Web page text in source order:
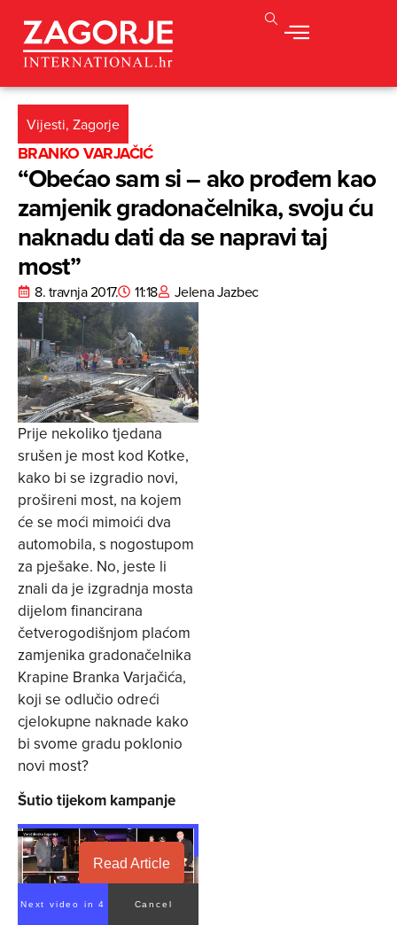
Vijesti, Zagorje
BRANKO VARJAČIĆ
“Obećao sam si – ako prođem kao
zamjenik gradonačelnika, svoju ću
naknadu dati da se napravi taj
most”
8. travnja 2017. 11:18 Jelena Jazbec
Prije nekoliko tjedana
srušen je most kod Kotke,
kako bi se izgradio novi,
prošireni most, na kojem
će se moći mimoići dva
automobila, s nogostupom
za pješake. No, jeste li
znali da je izgradnja mosta
dijelom financirana
četverogodišnjom plaćom
zamjenika gradonačelnika
Krapine Branka Varjačića,
koji se odlučio odreći
cjelokupne naknade kako
bi svome gradu poklonio
novi most?
Šutio tijekom kampanje
Read Article
Next video in 3 Cancel